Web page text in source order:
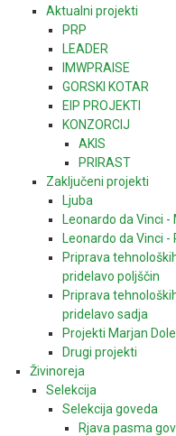
Aktualni projekti
PRP
LEADER
IMWPRAISE
GORSKI KOTAR
EIP PROJEKTI
KONZORCIJ
AKIS
PRIRAST
Zaključeni projekti
Ljuba
Leonardo da Vinci -
Leonardo da Vinci -
Priprava
pridelavo poljščin
Priprava
pridelavo sadja
Projekti Marjan
Drugi projekti
Živinoreja
Selekcija
Selekcija goveda
Rjava pasma